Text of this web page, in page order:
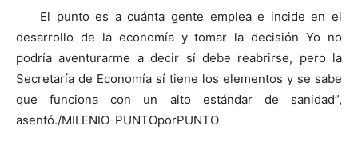
El punto es a cuánta gente emplea e incide en el
desarrollo de la economía y tomar la decisión Yo no
podría aventurarme a decir sí debe reabrirse, pero la
Secretaría de Economía sí tiene los elementos y se sabe
que funciona con un alto estándar de sanidad”,
asentó./MILENIO-PUNTOporPUNTO